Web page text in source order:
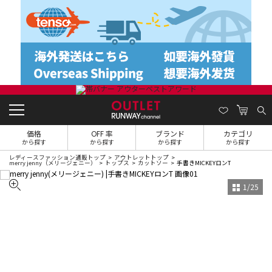
価格
から探す
OFF 率
から探す
ブランド
から探す
カテゴリ
から探す
レディースファッション通販トップ アウトレットトップ
merry jenny（メリージェニー） トップス カットソー 手書きMICKEYロンT
1 /25